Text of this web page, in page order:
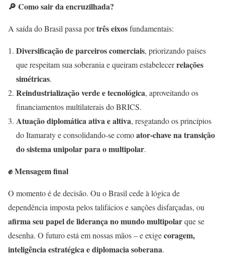
🔎 Como sair da encruzilhada?
A saída do Brasil passa portrês eixosfundamentais:
Diversificação de parceiros comerciais, priorizando países
que respeitam sua soberania e queiram estabelecerrelações
simétricas.
Reindustrialização verde e tecnológica, aproveitando os
financiamentos multilaterais do BRICS.
Atuação diplomática ativa e altiva, resgatando os princípios
do Itamaraty e consolidando-se comoator-chave na transição
do sistema unipolar para o multipolar.
✊Mensagem final
O momento é de decisão. Ou o Brasil cede à lógica de
dependência imposta pelos talifácios e sanções disfarçadas, ou
afirma seu papel de liderança no mundo multipolarque se
desenha. O futuro está em nossas mãos – e exigecoragem,
inteligência estratégica e diplomacia soberana.